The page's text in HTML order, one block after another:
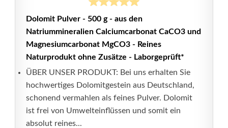
Dolomit Pulver - 500 g - aus den
Natriummineralien Calciumcarbonat CaCO3 und
Magnesiumcarbonat MgCO3 - Reines
Naturprodukt ohne Zusätze - Laborgeprüft*
ÜBER UNSER PRODUKT: Bei uns erhalten Sie
hochwertiges Dolomitgestein aus Deutschland,
schonend vermahlen als feines Pulver. Dolomit
ist frei von Umwelteinflüssen und somit ein
absolut reines...